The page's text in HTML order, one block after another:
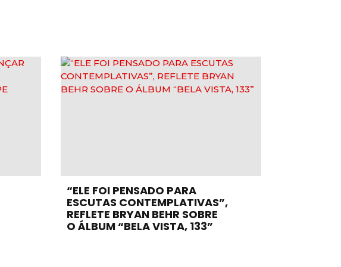
“ELE FOI PENSADO PARA
ESCUTAS CONTEMPLATIVAS”,
REFLETE BRYAN BEHR SOBRE
O ÁLBUM “BELA VISTA, 133”